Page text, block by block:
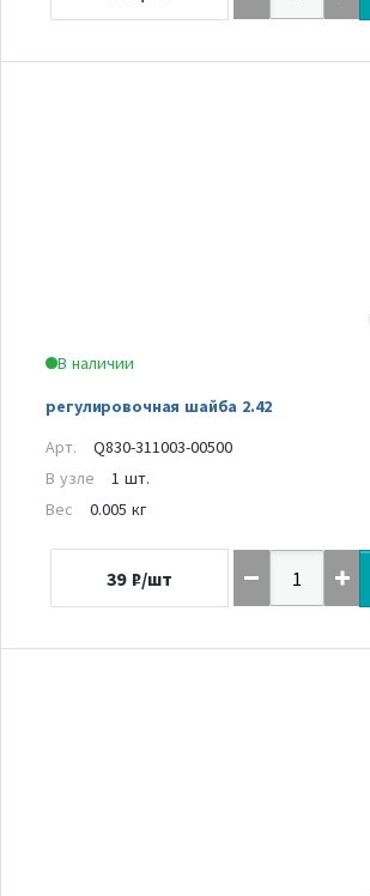
В наличии
регулировочная шайба 2.42
Арт.
Q830-311003-00500
В узле
1 шт.
Вес
0.005 кг
39 ₽/шт